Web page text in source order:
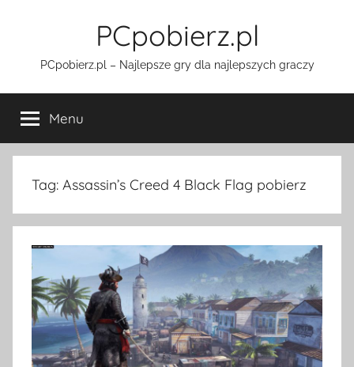
PCpobierz.pl
PCpobierz.pl – Najlepsze gry dla najlepszych graczy
Menu
Tag: Assassin’s Creed 4 Black Flag pobierz